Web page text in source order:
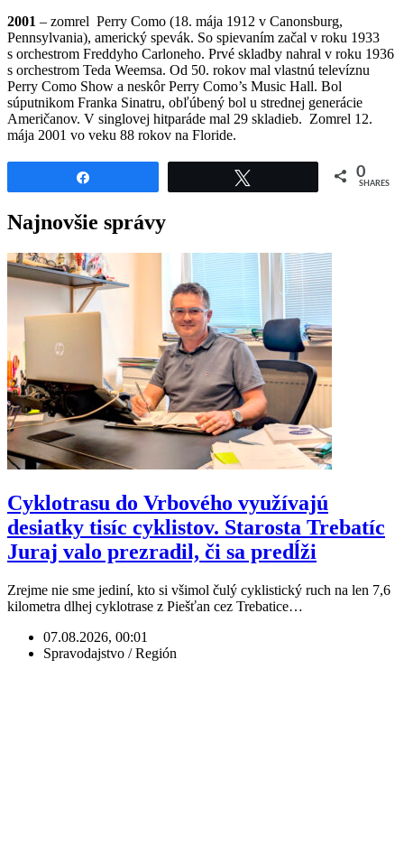
2001 – zomrel Perry Como (18. mája 1912 v Canonsburg,
Pennsylvania), americký spevák. So spievaním začal v roku 1933
s orchestrom Freddyho Carloneho. Prvé skladby nahral v roku 1936
s orchestrom Teda Weemsa. Od 50. rokov mal vlastnú televíznu
Perry Como Show a neskôr Perry Como’s Music Hall. Bol
súputnikom Franka Sinatru, obľúbený bol u strednej generácie
Američanov. V singlovej hitparáde mal 29 skladieb. Zomrel 12.
mája 2001 vo veku 88 rokov na Floride.
0
SHARES
Najnovšie správy
Cyklotrasu do Vrbového využívajú
desiatky tisíc cyklistov. Starosta Trebatíc
Juraj valo prezradil, či sa predĺži
Zrejme nie sme jediní, kto si všimol čulý cyklistický ruch na len 7,6
kilometra dlhej cyklotrase z Piešťan cez Trebatice…
07.08.2026, 00:01
Spravodajstvo / Región